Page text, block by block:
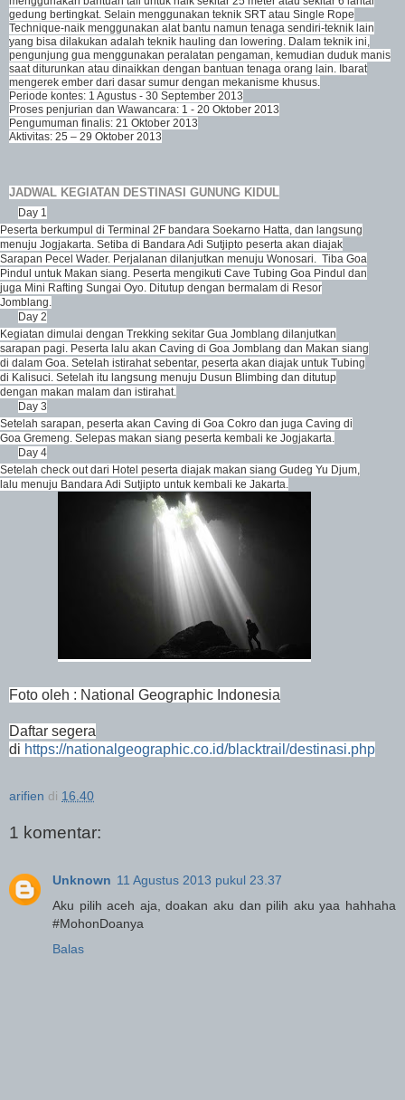
gedung bertingkat. Selain menggunakan teknik SRT atau Single Rope
Technique-naik menggunakan alat bantu namun tenaga sendiri-teknik lain
yang bisa dilakukan adalah teknik hauling dan lowering. Dalam teknik ini,
pengunjung gua menggunakan peralatan pengaman, kemudian duduk manis
saat diturunkan atau dinaikkan dengan bantuan tenaga orang lain. Ibarat
mengerek ember dari dasar sumur dengan mekanisme khusus.
Periode kontes: 1 Agustus - 30 September 2013
Proses penjurian dan Wawancara: 1 - 20 Oktober 2013
Pengumuman finalis: 21 Oktober 2013
Aktivitas: 25 – 29 Oktober 2013
JADWAL KEGIATAN DESTINASI GUNUNG KIDUL
Day 1
Peserta berkumpul di Terminal 2F bandara Soekarno Hatta, dan langsung
menuju Jogjakarta. Setiba di Bandara Adi Sutjipto peserta akan diajak
Sarapan Pecel Wader. Perjalanan dilanjutkan menuju Wonosari. Tiba Goa
Pindul untuk Makan siang. Peserta mengikuti Cave Tubing Goa Pindul dan
juga Mini Rafting Sungai Oyo. Ditutup dengan bermalam di Resor
Jomblang.
Day 2
Kegiatan dimulai dengan Trekking sekitar Gua Jomblang dilanjutkan
sarapan pagi. Peserta lalu akan Caving di Goa Jomblang dan Makan siang
di dalam Goa. Setelah istirahat sebentar, peserta akan diajak untuk Tubing
di Kalisuci. Setelah itu langsung menuju Dusun Blimbing dan ditutup
dengan makan malam dan istirahat.
Day 3
Setelah sarapan, peserta akan Caving di Goa Cokro dan juga Caving di
Goa Gremeng. Selepas makan siang peserta kembali ke Jogjakarta.
Day 4
Setelah check out dari Hotel peserta diajak makan siang Gudeg Yu Djum,
lalu menuju Bandara Adi Sutjipto untuk kembali ke Jakarta.
Foto oleh : National Geographic Indonesia
Daftar segera
di https://nationalgeographic.co.id/blacktrail/destinasi.php
arifien di 16.40
1 komentar:
Unknown 11 Agustus 2013 pukul 23.37
Aku pilih aceh aja, doakan aku dan pilih aku yaa hahhaha
#MohonDoanya
Balas